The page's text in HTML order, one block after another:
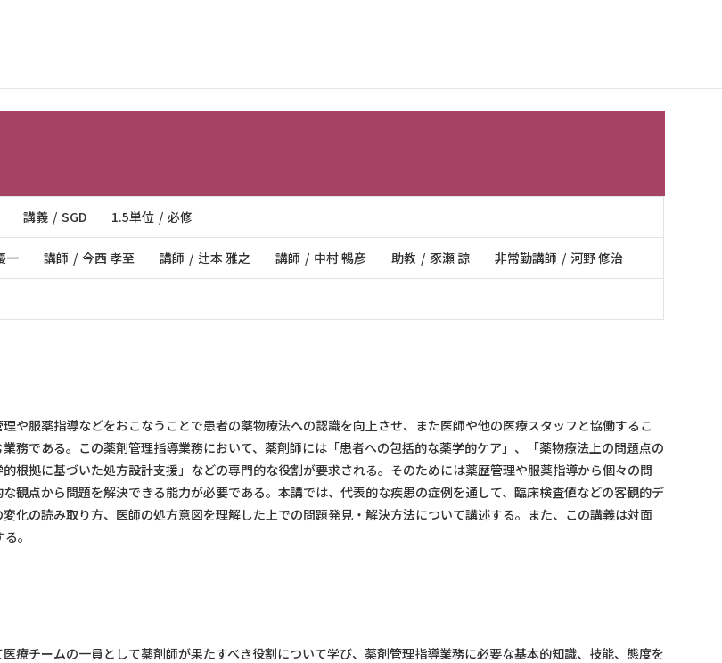
講義 SGD 1.5単位 必修
一 講師 今西 孝至 講師 辻本 雅之 講師 中村 暢彦 助教 豕瀬 諒 非常勤講師 河野 修治
や服薬指導などをおこなうことで患者の薬物療法への認識を向上させ、また医師や他の医療スタッフと協働するこ
務である。この薬剤管理指導業務において、薬剤師には「患者への包括的な薬学的ケア」、「薬物療法上の問題点の
根拠に基づいた処方設計支援」などの専門的な役割が要求される。そのためには薬歴管理や服薬指導から個々の問
観点から問題を解決できる能力が必要である。本講では、代表的な疾患の症例を通して、臨床検査値などの客観的デ
化の読み取り方、医師の処方意図を理解した上での問題発見・解決方法について講述する。また、この講義は対面
。
療チームの一員として薬剤師が果たすべき役割について学び、薬剤管理指導業務に必要な基本的知識、技能、態度を